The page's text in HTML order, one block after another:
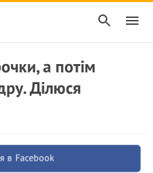
а потім
Ділюся
в Facebook